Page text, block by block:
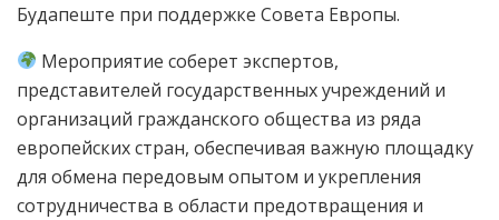
Будапеште при поддержке Совета Европы.
Мероприятие соберет экспертов,
представителей государственных учреждений и
организаций гражданского общества из ряда
европейских стран, обеспечивая важную площадку
для обмена передовым опытом и укрепления
сотрудничества в области предотвращения и